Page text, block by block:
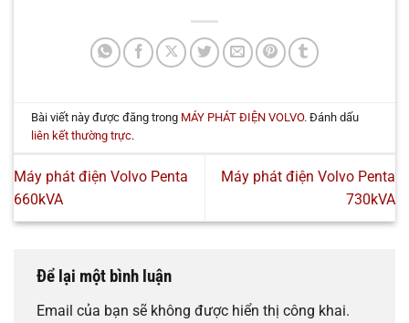
Bài viết này được đăng trong MÁY PHÁT ĐIỆN VOLVO. Đánh dấu
liên kết thường trực.
Máy phát điện Volvo Penta
660kVA
Máy phát điện Volvo Penta
730kVA
Để lại một bình luận
Email của bạn sẽ không được hiển thị công khai.